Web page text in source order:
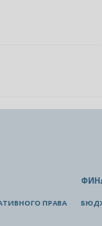
ПРАВА